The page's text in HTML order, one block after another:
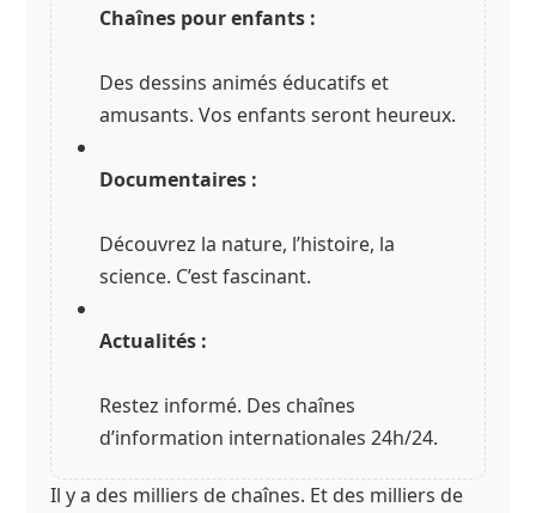
Chaînes pour enfants :
Des dessins animés éducatifs et
amusants. Vos enfants seront heureux.
Documentaires :
Découvrez la nature, l’histoire, la
science. C’est fascinant.
Actualités :
Restez informé. Des chaînes
d’information internationales 24h/24.
Il y a des milliers de chaînes. Et des milliers de